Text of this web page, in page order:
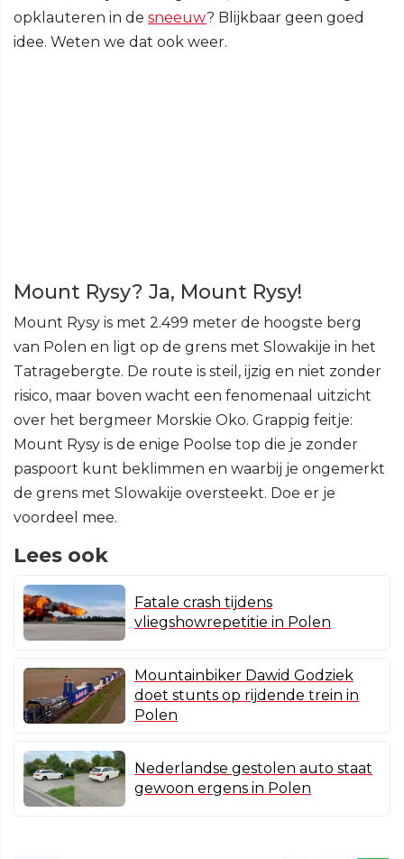
opklauteren in de sneeuw? Blijkbaar geen goed
idee. Weten we dat ook weer.
Mount Rysy? Ja, Mount Rysy!
Mount Rysy is met 2.499 meter de hoogste berg
van Polen en ligt op de grens met Slowakije in het
Tatragebergte. De route is steil, ijzig en niet zonder
risico, maar boven wacht een fenomenaal uitzicht
over het bergmeer Morskie Oko. Grappig feitje:
Mount Rysy is de enige Poolse top die je zonder
paspoort kunt beklimmen en waarbij je ongemerkt
de grens met Slowakije oversteekt. Doe er je
voordeel mee.
Lees ook
Fatale crash tijdens
vliegshowrepetitie in Polen
Mountainbiker Dawid Godziek
doet stunts op rijdende trein in
Polen
Nederlandse gestolen auto staat
gewoon ergens in Polen